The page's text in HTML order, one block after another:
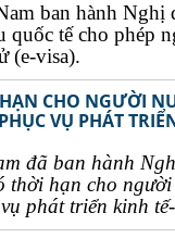
ban hành Nghị
quốc tế cho phép
(e-visa).
CHO NGƯỜI
VỤ PHÁT
đã ban hành
thời hạn cho
phát triển kinh